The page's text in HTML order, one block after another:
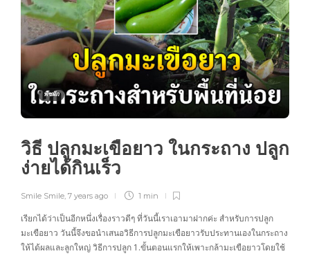
พืชผัก
วิธี ปลูกมะเขือยาว ในกระถาง ปลูก
ง่ายได้กินเร็ว
Smile Smile 7 years ago 1 min
เรียกได้ว่าเป็นอีกหนึ่งเรื่องราวดีๆ ที่วันนี้เราเอามาฝากค่ะ สำหรับการปลูก
มะเขือยาว วันนี้จึงขอนำเสนอวิธีการปลูกมะเขือยาวรับประทานเองในกระถาง
ให้ได้ผลและลูกใหญ่ วิธีการปลูก 1.ขั้นตอนแรกให้เพาะกล้ามะเขือยาวโดยใช้